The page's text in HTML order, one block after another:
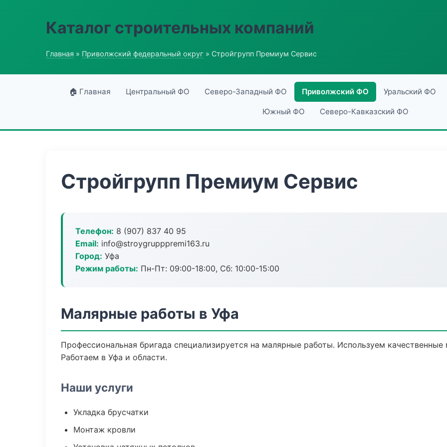
Каталог строительных компаний
Главная » Приволжский федеральный округ » Стройгрупп Премиум Сервис
🏠 Главная Центральный ФО Северо-Западный ФО Приволжский ФО Уральский ФО
Южный ФО Северо-Кавказский ФО
Стройгрупп Премиум Сервис
Телефон: 8 (907) 837 40 95
Email: info@stroygrupppremi163.ru
Город: Уфа
Режим работы: Пн-Пт: 09:00-18:00, Сб: 10:00-15:00
Малярные работы в Уфа
Профессиональная бригада специализируется на малярные работы. Используем
Работаем в Уфа и области.
Наши услуги
Укладка брусчатки
Монтаж кровли